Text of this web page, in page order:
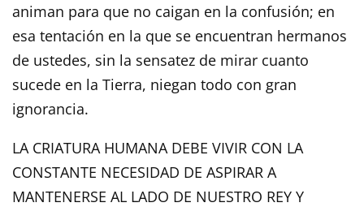
animan para que no caigan en la confusión; en
esa tentación en la que se encuentran hermanos
de ustedes, sin la sensatez de mirar cuanto
sucede en la Tierra, niegan todo con gran
ignorancia.
LA CRIATURA HUMANA DEBE VIVIR CON LA
CONSTANTE NECESIDAD DE ASPIRAR A
MANTENERSE AL LADO DE NUESTRO REY Y